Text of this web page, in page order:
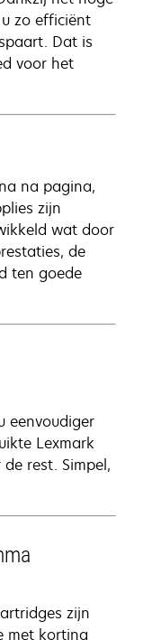
zo efficiënt
Dat is
voor het
na pagina,
zijn
wat door
de
ten goede
eenvoudiger
Lexmark
rest. Simpel,
zijn
met korting